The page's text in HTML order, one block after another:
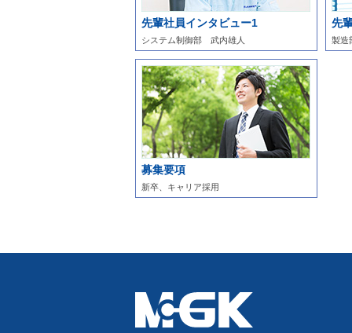
先輩社員インタビュー1
システム制御部 武内雄人
先
製造
募集要項
新卒、キャリア採用